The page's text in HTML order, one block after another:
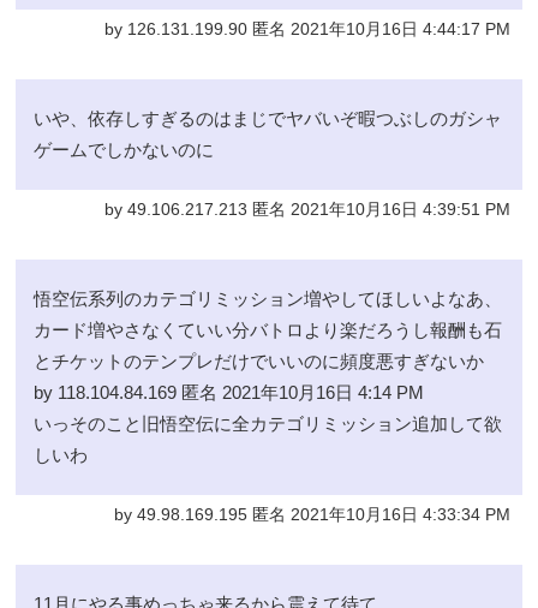
by 126.131.199.90 匿名 2021年10月16日 4:44:17 PM
いや、依存しすぎるのはまじでヤバいぞ暇つぶしのガシャ
ゲームでしかないのに
by 49.106.217.213 匿名 2021年10月16日 4:39:51 PM
悟空伝系列のカテゴリミッション増やしてほしいよなあ、
カード増やさなくていい分バトロより楽だろうし報酬も石
とチケットのテンプレだけでいいのに頻度悪すぎないか
by 118.104.84.169 匿名 2021年10月16日 4:14 PM
いっそのこと旧悟空伝に全カテゴリミッション追加して欲
しいわ
by 49.98.169.195 匿名 2021年10月16日 4:33:34 PM